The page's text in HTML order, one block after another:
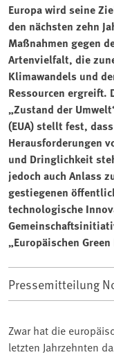
Europa wird seine
den nächsten zehn
Maßnahmen gegen
Artenvielfalt, die
Klimawandels und
Ressourcen ergreift.
„Zustand der
(EUA) stellt fest,
Herausforderungen
und Dringlichkeit
jedoch auch Anlass
gestiegenen
technologische
„Europäischen Green
Pressemitteilung
Zwar hat die
letzten Jahrzehnten